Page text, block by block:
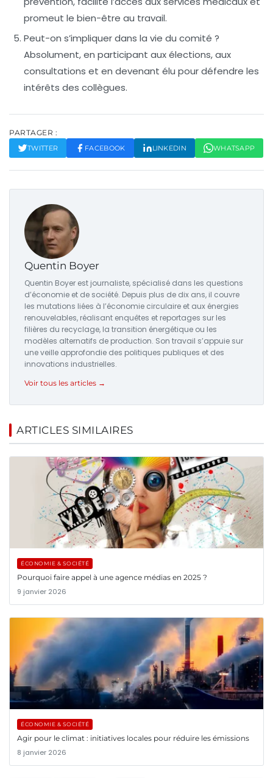
promeut le bien-être au travail.
Peut-on s’impliquer dans la vie du comité ?
Absolument, en participant aux élections, aux
consultations et en devenant élu pour défendre les
intérêts des collègues.
PARTAGER :
TWITTER FACEBOOK LINKEDIN WHATSAPP
Quentin Boyer
Quentin Boyer est journaliste, spécialisé dans les questions
d’économie et de société. Depuis plus de dix ans, il couvre
les mutations liées à l’économie circulaire et aux énergies
renouvelables, réalisant enquêtes et reportages sur les
filières du recyclage, la transition énergétique ou les
modèles alternatifs de production. Son travail s’appuie sur
une veille approfondie des politiques publiques et des
innovations industrielles.
Voir tous les articles →
ARTICLES SIMILAIRES
ÉCONOMIE & SOCIÉTÉ
Pourquoi faire appel à une agence médias en 2025 ?
9 janvier 2026
ÉCONOMIE & SOCIÉTÉ
Agir pour le climat : initiatives locales pour réduire les émissions
8 janvier 2026